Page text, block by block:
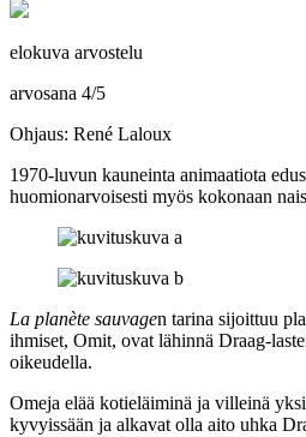
elokuva arvostelu
arvosana 4/5
Ohjaus: René Laloux
1970‑luvun kauneinta animaatiota
huomionarvoisesti myös kokonaan
La planète sauvagen tarina sijoittuu
ihmiset, Omit, ovat lähinnä Draag-
oikeudella.
Omeja elää kotieläiminä ja villeinä
kyvyissään ja alkavat olla aito uhka